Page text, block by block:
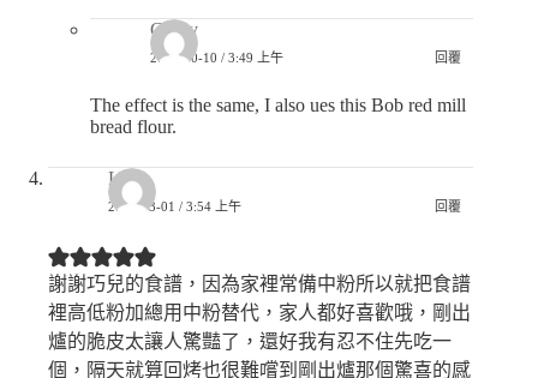
Ginny
2024-10-10 / 3:49 上午 回覆
The effect is the same, I also ues this Bob red mill
bread flour.
LV
2023-03-01 / 3:54 上午 回覆
謝謝巧兒的食譜，因為家裡常備中粉所以就把食譜
裡高低粉加總用中粉替代，家人都好喜歡哦，剛出
爐的脆皮太讓人驚豔了，還好我有忍不住先吃一
個，隔天就算回烤也很難嚐到剛出爐那個驚喜的感